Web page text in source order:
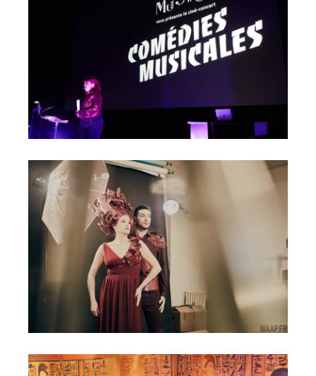
Ciné-concert 2019
Ciné-Concert Musica 2018